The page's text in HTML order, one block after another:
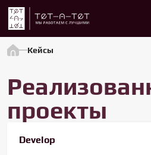
Кейсы
проекты
Develop